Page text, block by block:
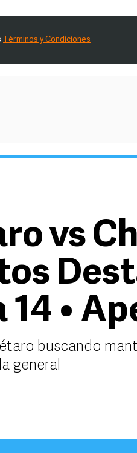
Términos y Condiciones
vs
14 •
buscando
general